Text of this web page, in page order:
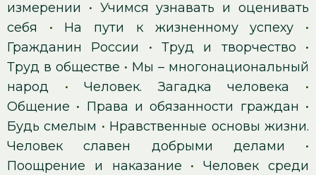
измерении • Учимся узнавать и оценивать
себя • На пути к жизненному успеху •
Гражданин России
•Труд и творчество •
Труд в обществе • Мы – многонациональный
народ •Человек. Загадка человека
•
Общение • Права и обязанности граждан •
Будь смелым • Нравственные основы жизни.
Человек славен добрыми делами •
Поощрение и наказание •Человек среди